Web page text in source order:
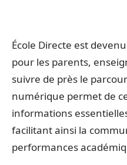
École Directe est
pour les parents,
suivre de près le
numérique permet de
informations
facilitant ainsi la
performances